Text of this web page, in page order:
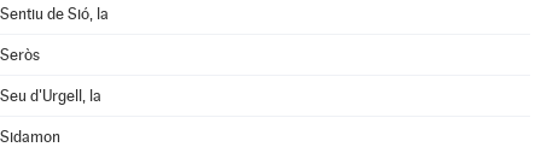
Sentiu de Sió, la
Seròs
Seu d'Urgell, la
Sidamon